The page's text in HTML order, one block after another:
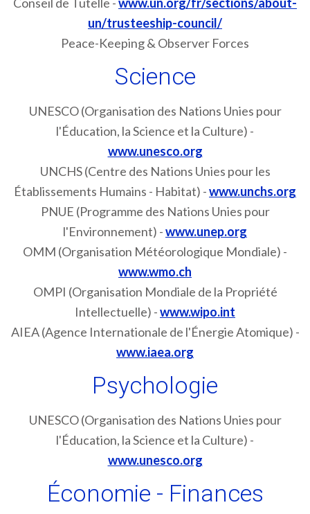
un/trusteeship-council/
Peace-Keeping & Observer Forces
Science
UNESCO (Organisation des Nations Unies pour
l'Éducation, la Science et la Culture) -
www.unesco.org
UNCHS (Centre des Nations Unies pour les
Établissements Humains - Habitat) -www.unchs.org
PNUE (Programme des Nations Unies pour
l'Environnement) -www.unep.org
OMM (Organisation Météorologique Mondiale) -
www.wmo.ch
OMPI (Organisation Mondiale de la Propriété
Intellectuelle) -www.wipo.int
AIEA (Agence Internationale de l'Énergie Atomique) -
www.iaea.org
Psychologie
UNESCO (Organisation des Nations Unies pour
l'Éducation, la Science et la Culture) -
www.unesco.org
Économie - Finances